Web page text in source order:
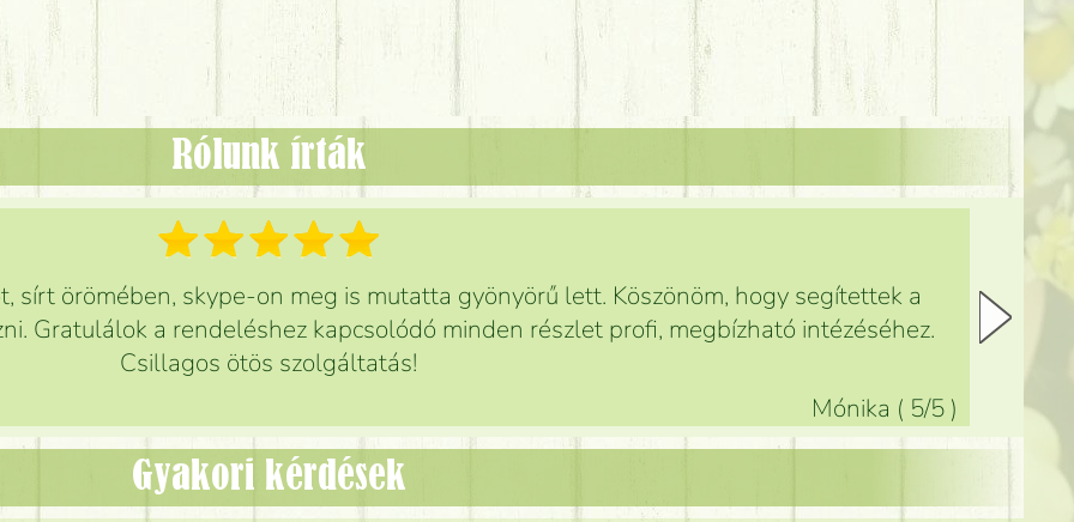
Rólunk írták
sírt örömében, skype-on meg is mutatta gyönyörű lett. Köszönöm, hogy segítettek a
Gratulálok a rendeléshez kapcsolódó minden részlet profi, megbízható intézéséhez.
Csillagos ötös szolgáltatás!
Mónika ( 5/5 )
Gyakori kérdések